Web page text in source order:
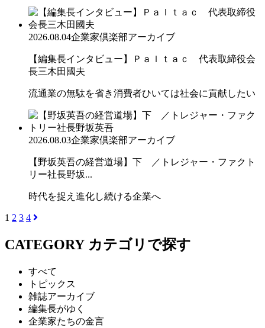
2026.08.04企業家倶楽部アーカイブ
【編集長インタビュー】Ｐａｌｔａｃ 代表取締役会
長三木田國夫
流通業の無駄を省き消費者ひいては社会に貢献したい
2026.08.03企業家倶楽部アーカイブ
【野坂英吾の経営道場】下 ／トレジャー・ファクト
リー社長野坂...
時代を捉え進化し続ける企業へ
1 2 3 4
CATEGORY カテゴリで探す
すべて
トピックス
雑誌アーカイブ
編集長がゆく
企業家たちの金言